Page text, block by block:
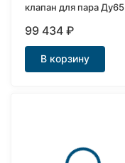
клапан для пара Ду65
99 434₽
В корзину